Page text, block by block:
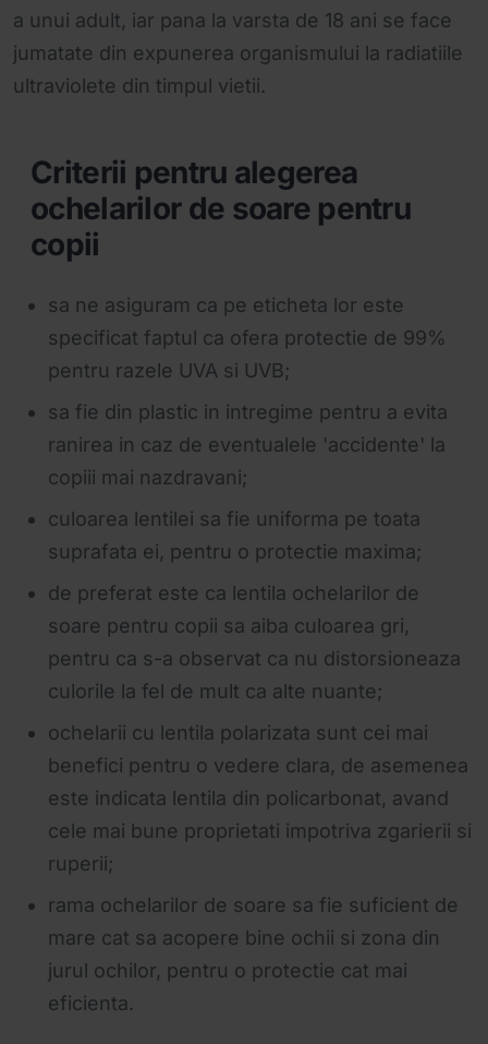
a unui adult, iar pana la varsta de 18 ani se face
jumatate din expunerea organismului la radiatiile
ultraviolete din timpul vietii.
Criterii pentru alegerea
ochelarilor de soare pentru
copii
sa ne asiguram ca pe eticheta lor este
specificat faptul ca ofera protectie de 99%
pentru razele UVA si UVB;
sa fie din plastic in intregime pentru a evita
ranirea in caz de eventualele 'accidente' la
copiii mai nazdravani;
culoarea lentilei sa fie uniforma pe toata
suprafata ei, pentru o protectie maxima;
de preferat este ca lentila ochelarilor de
soare pentru copii sa aiba culoarea gri,
pentru ca s-a observat ca nu distorsioneaza
culorile la fel de mult ca alte nuante;
ochelarii cu lentila polarizata sunt cei mai
benefici pentru o vedere clara, de asemenea
este indicata lentila din policarbonat, avand
cele mai bune proprietati impotriva zgarierii si
ruperii;
rama ochelarilor de soare sa fie suficient de
mare cat sa acopere bine ochii si zona din
jurul ochilor, pentru o protectie cat mai
eficienta.